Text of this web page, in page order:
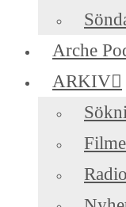
Arche
ARKIV